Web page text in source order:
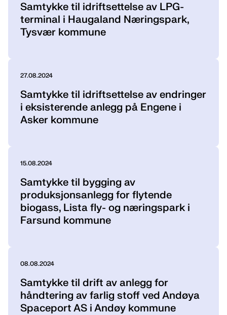
Samtykke til idriftsettelse av LPG-
terminal i Haugaland Næringspark,
Tysvær kommune
27.08.2024
Samtykke til idriftsettelse av endringer
i eksisterende anlegg på Engene i
Asker kommune
15.08.2024
Samtykke til bygging av
produksjonsanlegg for flytende
biogass, Lista fly- og næringspark i
Farsund kommune
08.08.2024
Samtykke til drift av anlegg for
håndtering av farlig stoff ved Andøya
Spaceport AS i Andøy kommune